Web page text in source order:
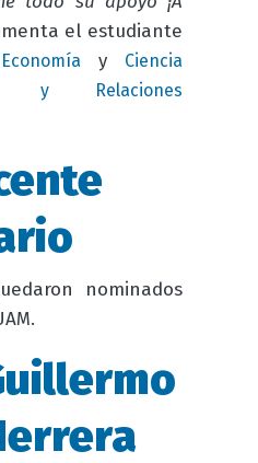
el estudiante
Economía y Ciencia
y Relaciones
nominados